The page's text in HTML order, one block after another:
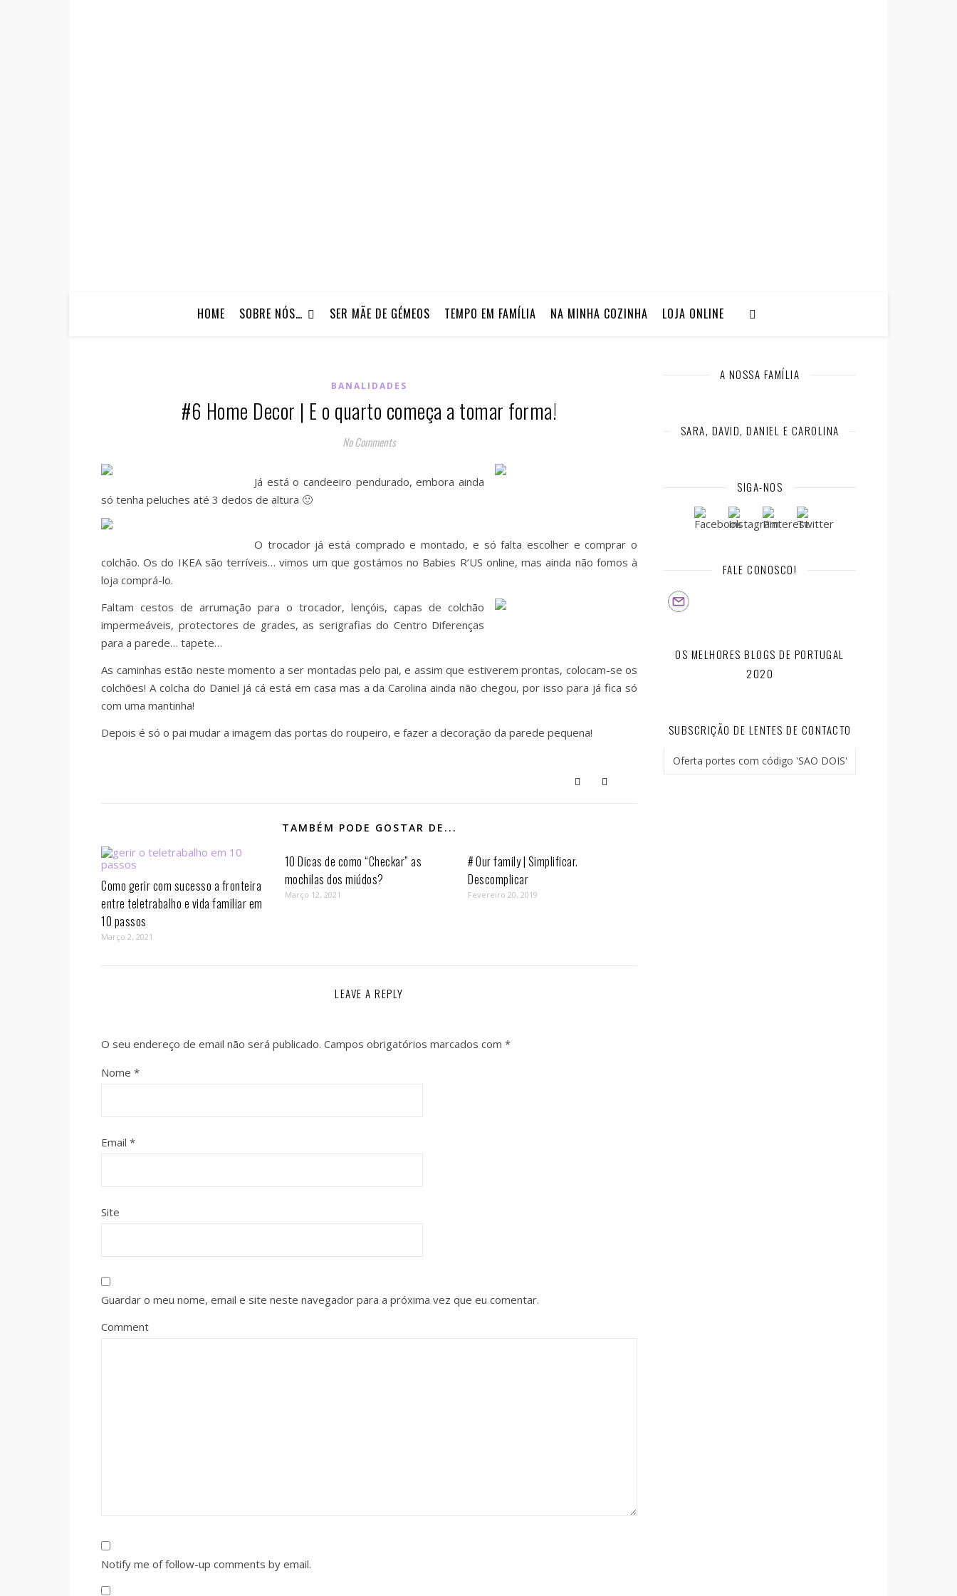
HOME SOBRE NÓS… SER MÃE DE GÉMEOS TEMPO EM FAMÍLIA NA MINHA COZINHA LOJA ONLINE
BANALIDADES
#6 Home Decor | E o quarto começa a tomar forma!
No Comments
Já está o candeeiro pendurado, embora ainda
só tenha peluches até 3 dedos de altura 🙂
O trocador já está comprado e montado, e só falta escolher e comprar o
colchão. Os do IKEA são terríveis… vimos um que gostámos no Babies R’US online, mas ainda não fomos à
loja comprá-lo.
Faltam cestos de arrumação para o trocador, lençóis, capas de colchão
impermeáveis, protectores de grades, as serigrafias do Centro Diferenças
para a parede… tapete…
As caminhas estão neste momento a ser montadas pelo pai, e assim que estiverem prontas, colocam-se os
colchões! A colcha do Daniel já cá está em casa mas a da Carolina ainda não chegou, por isso para já fica só
com uma mantinha!
Depois é só o pai mudar a imagem das portas do roupeiro, e fazer a decoração da parede pequena!
TAMBÉM PODE GOSTAR DE...
Como gerir com sucesso a fronteira
entre teletrabalho e vida familiar em
10 passos⁣
Março 2, 2021
10 Dicas de como “Checkar” as
mochilas dos miúdos?
Março 12, 2021
# Our family | Simplificar.
Descomplicar
Fevereiro 20, 2019
LEAVE A REPLY
O seu endereço de email não será publicado. Campos obrigatórios marcados com *
Nome *
Email *
Site
Guardar o meu nome, email e site neste navegador para a próxima vez que eu comentar.
Comment
Notify me of follow-up comments by email.
A NOSSA FAMÍLIA
SARA, DAVID, DANIEL E CAROLINA
SIGA-NOS
FALE CONOSCO!
OS MELHORES BLOGS DE PORTUGAL
2020
SUBSCRIÇÃO DE LENTES DE CONTACTO
Oferta portes com código 'SAO DOIS'